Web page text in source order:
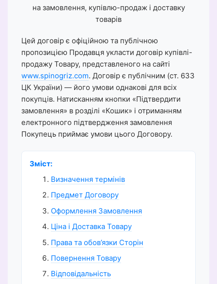
на замовлення, купівлю-продаж і доставку
товарів
Цей договір є офіційною та публічною
пропозицією Продавця укласти договір купівлі-
продажу Товару, представленого на сайті
www.spinogriz.com. Договір є публічним (ст. 633
ЦК України) — його умови однакові для всіх
покупців. Натисканням кнопки «Підтвердити
замовлення» в розділі «Кошик» і отриманням
електронного підтвердження замовлення
Покупець приймає умови цього Договору.
Зміст:
Визначення термінів
Предмет Договору
Оформлення Замовлення
Ціна і Доставка Товару
Права та обов’язки Сторін
Повернення Товару
Відповідальність